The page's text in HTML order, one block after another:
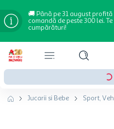
🚚 Până pe 31 august
comandă de peste 300 lei.
cumpărături!
Jucarii si Bebe Sport,